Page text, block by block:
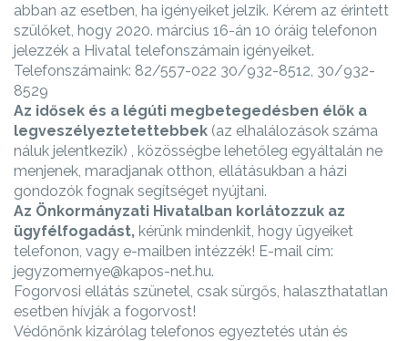
abban az esetben, ha igényeiket jelzik. Kérem az érintett
szülőket, hogy 2020. március 16-án 10 óráig telefonon
jelezzék a Hivatal telefonszámain igényeiket.
Telefonszámaink: 82/557-022 30/932-8512, 30/932-
8529
Az idősek és a légúti megbetegedésben élők a
legveszélyeztetettebbek (az elhalálozások száma
náluk jelentkezik) , közösségbe lehetőleg egyáltalán ne
menjenek, maradjanak otthon, ellátásukban a házi
gondozók fognak segítséget nyújtani.
Az Önkormányzati Hivatalban korlátozzuk az
ügyfélfogadást, kérünk mindenkit, hogy ügyeiket
telefonon, vagy e-mailben intézzék! E-mail cím:
jegyzomernye@kapos-net.hu.
Fogorvosi ellátás szünetel, csak sürgős, halaszthatatlan
esetben hívják a fogorvost!
Védőnőnk kizárólag telefonos egyeztetés után és